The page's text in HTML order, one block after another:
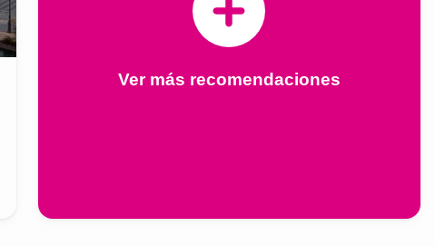
Ver más recomendaciones